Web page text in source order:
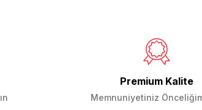
Premium Kalite
Memnuniyetiniz